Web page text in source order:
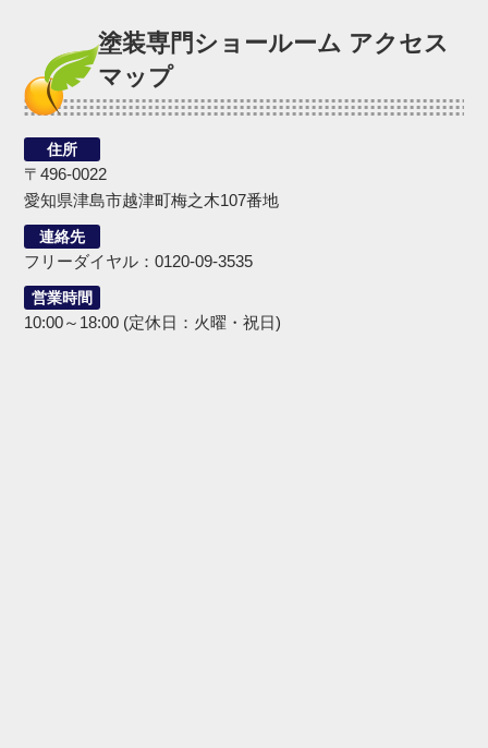
塗装専門ショールーム アクセス
マップ
住所
〒496-0022
愛知県津島市越津町梅之木107番地
連絡先
フリーダイヤル：0120-09-3535
営業時間
10:00～18:00 (定休日：火曜・祝日)